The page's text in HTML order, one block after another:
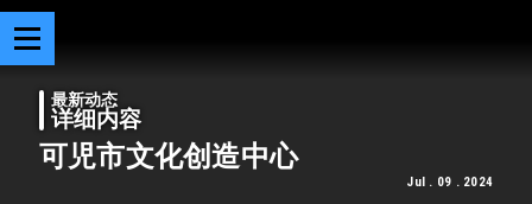
最新动态
详细内容
可児市文化创造中心
Jul . 09 . 2024